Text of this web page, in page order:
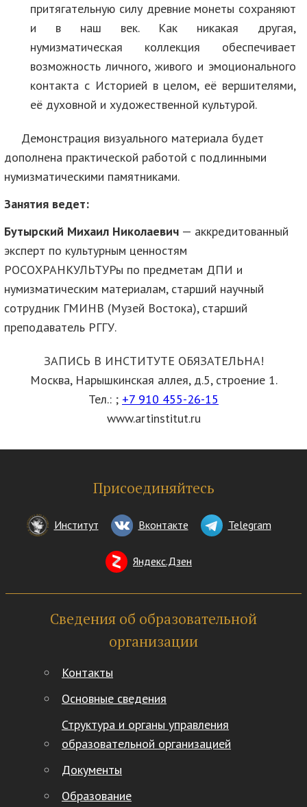
притягательную силу древние монеты сохраняют
и в наш век. Как никакая другая,
нумизматическая коллекция обеспечивает
возможность личного, живого и эмоционального
контакта с Историей в целом, её вершителями,
её духовной и художественной культурой.
Демонстрация визуального материала будет
дополнена практической работой с подлинными
нумизматическими памятниками.
Занятия ведет:
Бутырский Михаил Николаевич — аккредитованный
эксперт по культурным ценностям
РОСОХРАНКУЛЬТУРы по предметам ДПИ и
нумизматическим материалам, старший научный
сотрудник ГМИНВ (Музей Востока), старший
преподаватель РГГУ.
ЗАПИСЬ В ИНСТИТУТЕ ОБЯЗАТЕЛЬНА!
Москва, Нарышкинская аллея, д.5, строение 1.
Тел.: ; +7 910 455-26-15
www.artinstitut.ru
Присоединяйтесь
Институт Вконтакте Telegram
Яндекс.Дзен
Сведения об образовательной
организации
Контакты
Основные сведения
Структура и органы управления
образовательной организацией
Документы
Образование